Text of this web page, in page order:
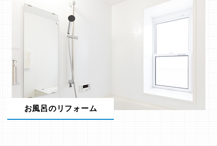
お風呂のリフォーム